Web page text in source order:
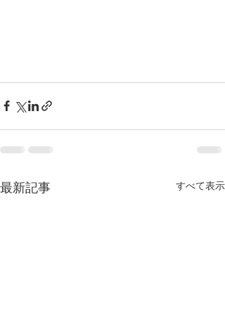
最新記事 すべて表示